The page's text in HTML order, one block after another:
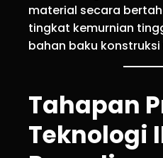
material secara
tingkat kemurnian
bahan baku
Tahapan
Teknologi